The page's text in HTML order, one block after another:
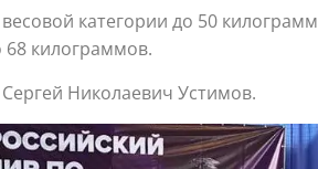
категории до 50
68 килограммов.
Николаевич Устимов.